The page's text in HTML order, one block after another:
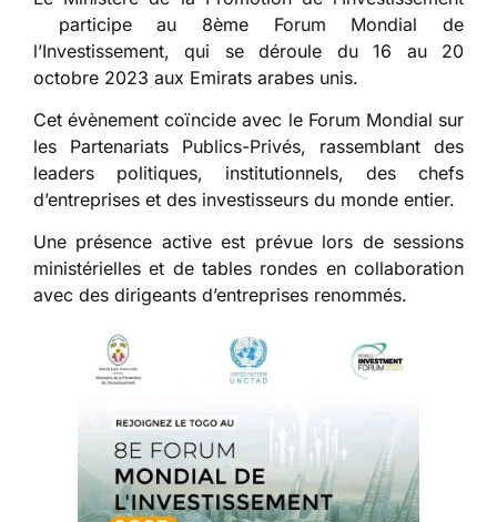
participe au 8ème Forum Mondial de
l’Investissement, qui se déroule du 16 au 20
octobre 2023 aux Emirats arabes unis.
Cet évènement coïncide avec le Forum Mondial sur
les Partenariats Publics-Privés, rassemblant des
leaders politiques, institutionnels, des chefs
d’entreprises et des investisseurs du monde entier.
Une présence active est prévue lors de sessions
ministérielles et de tables rondes en collaboration
avec des dirigeants d’entreprises renommés.